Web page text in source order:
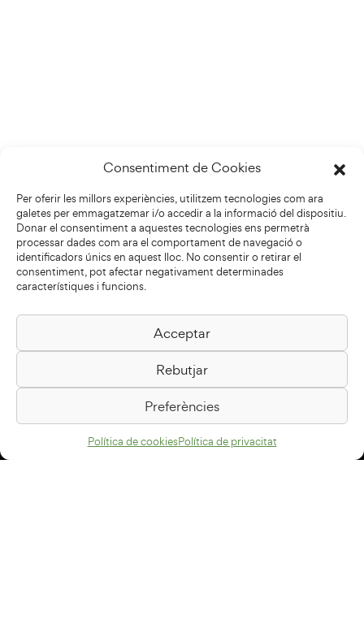
Consentiment de Cookies
Per oferir les millors experiències, utilitzem tecnologies com ara
galetes per emmagatzemar i/o accedir a la informació del dispositiu.
Donar el consentiment a aquestes tecnologies ens permetrà
processar dades com ara el comportament de navegació o
identificadors únics en aquest lloc. No consentir o retirar el
consentiment, pot afectar negativament determinades
característiques i funcions.
Acceptar
Rebutjar
Preferències
Política de cookiesPolítica de privacitat
Biblioteca Pilarin Bayés
Passeig de la Generalitat, 1
08500 Vic